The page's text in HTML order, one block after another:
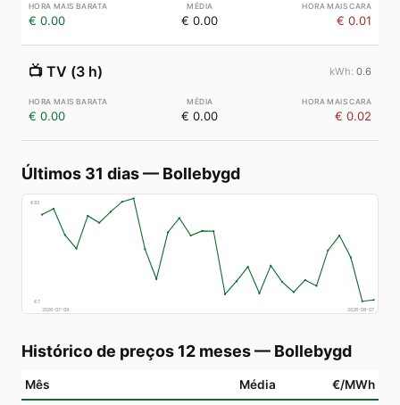
€ 0.00 € 0.00 € 0.01
📺 TV (3 h) 0.6
€ 0.00 € 0.00 € 0.02
Últimos 31 dias— Bollebygd
€83
€7
2026-07-09
2026-08-07
Histórico de preços 12 meses— Bollebygd
Mês Média €/MWh